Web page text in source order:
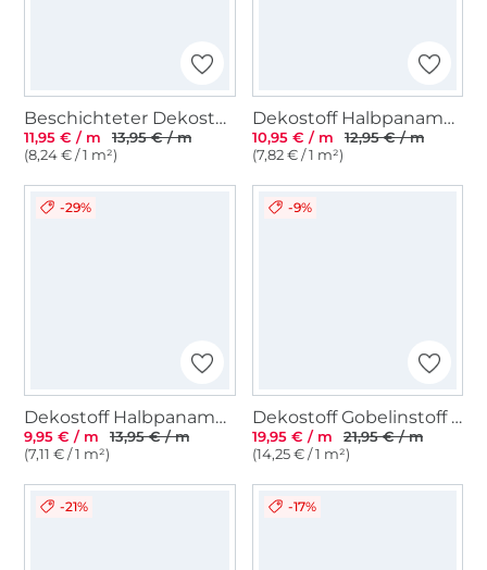
Beschichteter Dekostoff Canvas Zitronen. natur
11,95 € / m
13,95 € / m
(8,24 € / 1 m²)
Dekostoff Halbpanama Animal Print
10,95 € / m
12,95 € / m
(7,82 € / 1 m²)
-29%
Dekostoff Halbpanama uni, natur
9,95 € / m
13,95 € / m
(7,11 € / 1 m²)
-9%
Dekostoff Gobelinstoff Easter Flower, hellgrün
19,95 € / m
21,95 € / m
(14,25 € / 1 m²)
-21% -17%